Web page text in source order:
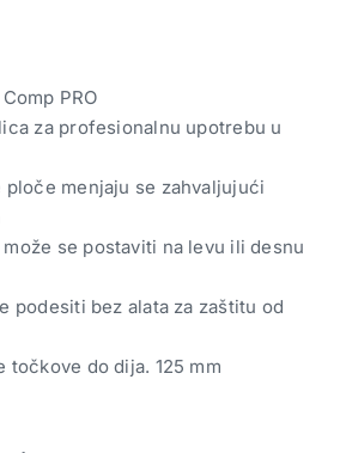
PRO
za profesionalnu upotrebu u
menjaju se zahvaljujući
se postaviti na levu ili desnu
podesiti bez alata za zaštitu od
točkove do dija. 125 mm